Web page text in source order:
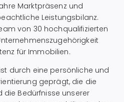
Marktpräsenz und
Leistungsbilanz.
von 30 hochqualifizierten
für Immobilien.
durch eine persönliche und
geprägt, die die
die Bedürfnisse unserer